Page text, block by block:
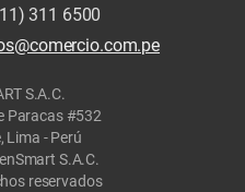
311 6500
S.A.C.
Paracas #532
Lima - Perú
S.A.C.
reservados